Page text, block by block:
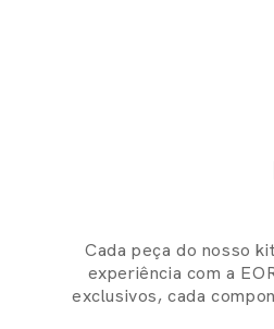
Cada peça do nosso
experiência com a
exclusivos, cada